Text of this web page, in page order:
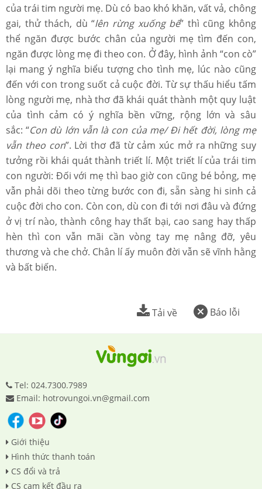
của trái tim người mẹ. Dù có bao khó khăn, vất vả, chông
gai, thử thách, dù “lên rừng xuống bể” thì cũng không
thể ngăn được bước chân của người mẹ tìm đến con,
ngăn được lòng mẹ đi theo con. Ở đây, hình ảnh “con cò”
lại mang ý nghĩa biểu tượng cho tình mẹ, lúc nào cũng
đến với con trong suốt cả cuộc đời. Từ sự thấu hiểu tấm
lòng người mẹ, nhà thơ đã khái quát thành một quy luật
của tình cảm có ý nghĩa bền vững, rộng lớn và sâu
sắc: “Con dù lớn vẫn là con của mẹ/ Đi hết đời, lòng mẹ
vẫn theo con”. Lời thơ đã từ cảm xúc mở ra những suy
tưởng rồi khái quát thành triết lí. Một triết lí của trái tim
con người: Đối với mẹ thì bao giờ con cũng bé bỏng, mẹ
vẫn phải dõi theo từng bước con đi, sẵn sàng hi sinh cả
cuộc đời cho con. Còn con, dù con đi tới nơi đâu và đứng
ở vị trí nào, thành công hay thất bại, cao sang hay thấp
hèn thì con vẫn mãi cần vòng tay mẹ nâng đỡ, yêu
thương và che chở. Chân lí ấy muôn đời vẫn sẽ vĩnh hằng
và bất biến.
Báo lỗi
Tải về
Tel: 024.7300.7989
Email: hotrovungoi.vn@gmail.com
Giới thiệu
Hình thức thanh toán
CS đổi và trả
CS cam kết đầu ra